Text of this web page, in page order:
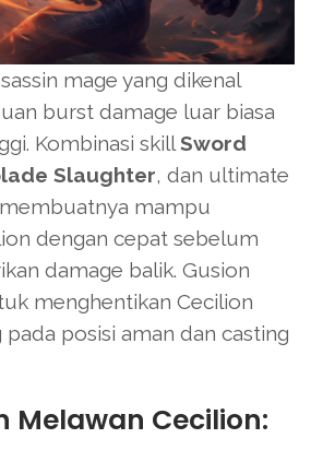
mage yang dikenal
burst damage luar biasa
Kombinasi skillSword
Slaughter, dan ultimate
membuatnya mampu
dengan cepat sebelum
damage balik. Gusion
menghentikan Cecilion
posisi aman dan casting
Melawan Cecilion: